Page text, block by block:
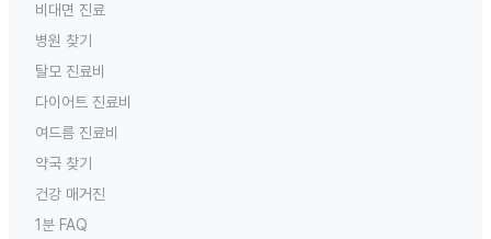
비대면 진료
병원 찾기
탈모 진료비
다이어트 진료비
여드름 진료비
약국 찾기
건강 매거진
1분 FAQ